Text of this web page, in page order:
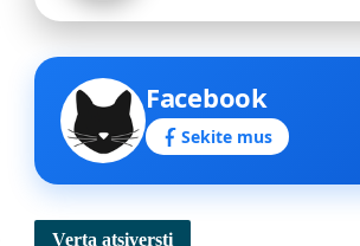
Facebook
Sekite mus
Verta atsiversti